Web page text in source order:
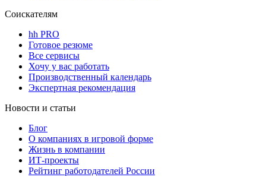
Соискателям
hh PRO
Готовое резюме
Все сервисы
Хочу у вас работать
Производственный календарь
Экспертная рекомендация
Новости и статьи
Блог
О компаниях в игровой форме
Жизнь в компании
ИТ-проекты
Рейтинг работодателей России